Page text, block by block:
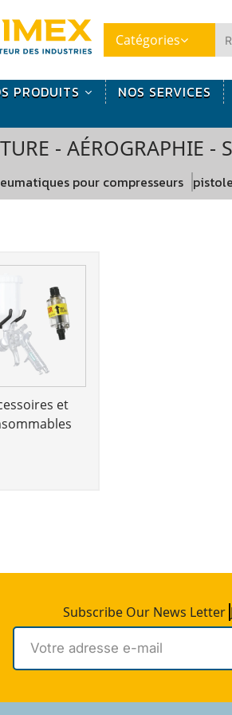
Catégories
PRODUITS NOS SERVICES
- AÉROGRAPHIE -
pour compresseurs
et
Subscribe Our News Letter